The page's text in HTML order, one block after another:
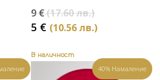
9€(17.60 лв.)Original
price
(17.60
лв.).
5 € (10.56 лв.)Текущата
5 €
В наличност
40% Намаление